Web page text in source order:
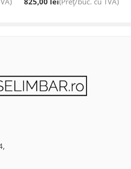
de 5 ron bucata.
mai inalte standarde europene.
fabricantului si certificatele TUV :
825,00 lei(Preț/buc. cu TVA)